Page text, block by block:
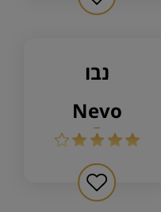
נבו
nevo